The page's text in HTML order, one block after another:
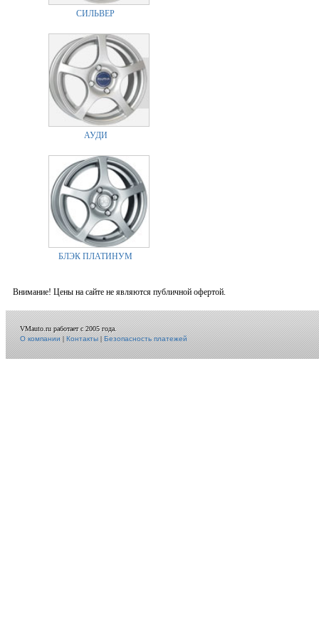
СИЛЬВЕР
АУДИ
БЛЭК ПЛАТИНУМ
Внимание! Цены на сайте не являются публичной офертой.
VMauto.ru работает с 2005 года.
О компании|Контакты|Безопасность платежей